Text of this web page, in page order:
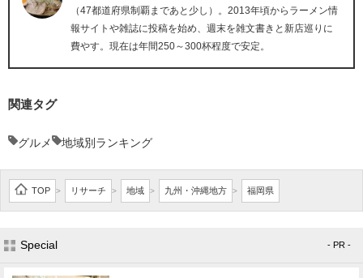
（47都道府県制覇まであと少し）。2013年頃からラーメン情
報サイトや雑誌に投稿を始め、週末を雑文書きと新店巡りに
費やす。現在は年間250～300杯程度で安定。
関連タグ
グルメ 地域別ランキング
TOP > リサーチ > 地域 > 九州・沖縄地方 > 福岡県
Special - PR -